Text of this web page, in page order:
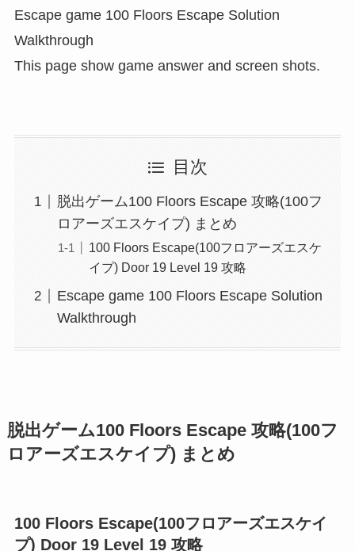
Escape game 100 Floors Escape Solution
Walkthrough
This page show game answer and screen shots.
目次
脱出ゲーム100 Floors Escape 攻略(100フ
ロアーズエスケイプ) まとめ
100 Floors Escape(100フロアーズエスケ
イプ) Door 19 Level 19 攻略
Escape game 100 Floors Escape Solution
Walkthrough
脱出ゲーム100 Floors Escape 攻略(100フ
ロアーズエスケイプ) まとめ
100 Floors Escape(100フロアーズエスケイ
プ) Door 19 Level 19 攻略